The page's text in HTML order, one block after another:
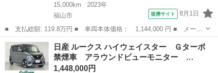
15,000km
2023年
福山市
提携サイト 8月1日
■ 支払総額: 119.8万円 ■ 車両本体価格： 1,144,000 円 ■ メーカ
ー名： 日産 ■ 車種名： ＮＴ１００クリッパートラック ■ グレ
ード名： ＧＸ ４ＷＤ・ＡＴ・禁煙車・キーレス・アイドリングス
トップ・...
広島 福山市 その他
日産 ルークス ハイウェイスター Ｇターボ
禁煙車 アラウンドビューモニター …
1,448,000円